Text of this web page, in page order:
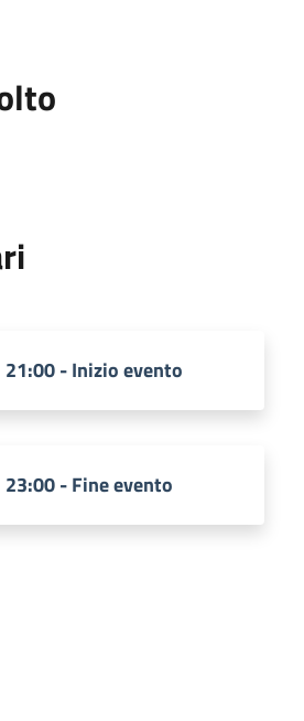
21:00 - Inizio evento
23:00 - Fine evento